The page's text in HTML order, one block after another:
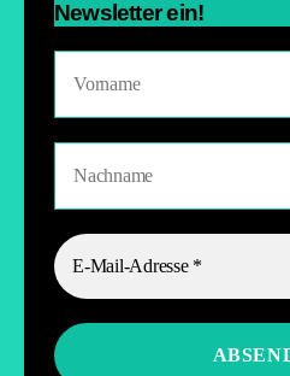
Newsletter ein!